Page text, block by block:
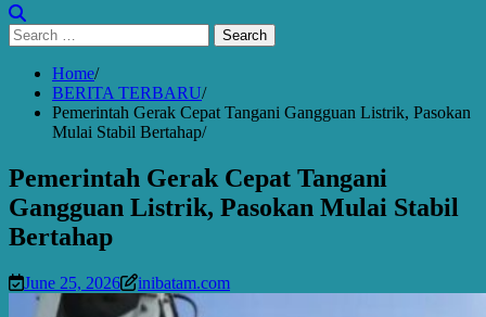
Search
for:
Home
BERITA TERBARU
Pemerintah Gerak Cepat Tangani Gangguan Listrik, Pasokan
Mulai Stabil Bertahap
Pemerintah Gerak Cepat Tangani
Gangguan Listrik, Pasokan Mulai Stabil
Bertahap
June 25, 2026 inibatam.com